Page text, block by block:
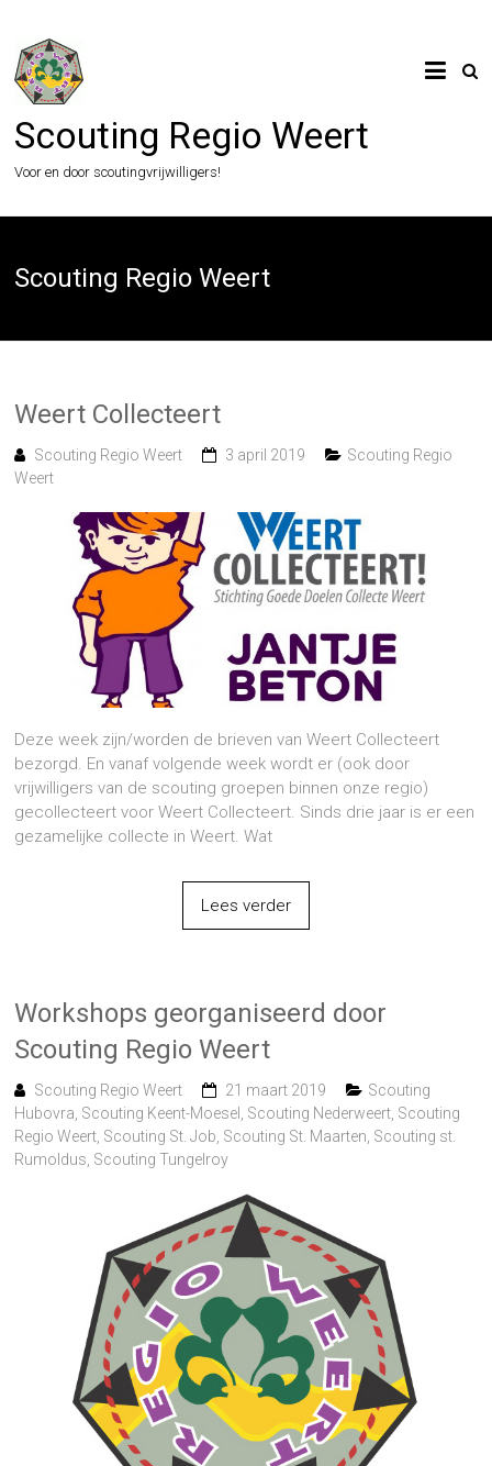
de
inhoud
Scouting Regio Weert
Voor en door scoutingvrijwilligers!
Scouting Regio Weert
Weert Collecteert
Scouting Regio Weert 3 april 2019
Scouting Regio
Weert
Deze week zijn/worden de brieven van Weert Collecteert
bezorgd. En vanaf volgende week wordt er (ook door
vrijwilligers van de scouting groepen binnen onze regio)
gecollecteert voor Weert Collecteert. Sinds drie jaar is er een
gezamelijke collecte in Weert. Wat
Lees verder
Workshops georganiseerd door
Scouting Regio Weert
Scouting Regio Weert 21 maart 2019
Scouting
Hubovra Scouting Keent-Moesel Scouting Nederweert Scouting
Regio Weert Scouting St. Job Scouting St. Maarten Scouting st.
Rumoldus Scouting Tungelroy